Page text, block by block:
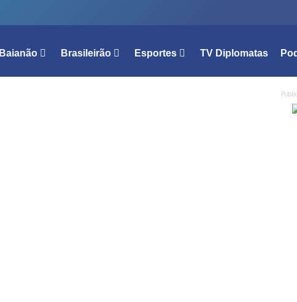
Baianão Brasileirão Esportes TV Diplomatas